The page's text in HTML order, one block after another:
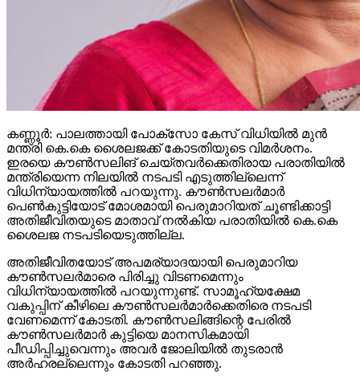
കണ്ണൂര്‍: പാലത്തായി പോക്സോ കേസ് വിധിയില്‍ മുന്‍
മന്ത്രി കെ.കെ ശൈലജക്ക് കോടതിയുടെ വിമര്‍ശനം.
ഇരയെ കൗണ്‍സലിങ് ചെയ്തവര്‍ക്കെതിരായ പരാതിയില്‍
മന്ത്രിയെന്ന നിലയില്‍ നടപടി എടുത്തില്ലെന്ന്
വിധിന്യായത്തില്‍ പറയുന്നു. കൗണ്‍സലര്‍മാര്‍
പെണ്‍കുട്ടിയോട് മോശമായി പെരുമാറിയത് ചൂണ്ടിക്കാട്ടി
അതിജീവിതയുടെ മാതാവ് നല്‍കിയ പരാതിയില്‍ കെ.കെ
ശൈലജ നടപടിയെടുത്തില്ല.
അതിജീവിതയോട് അപമര്യാദയായി പെരുമാറിയ
കൗണ്‍സലര്‍മാരെ പിരിച്ചു വിടണമെന്നും
വിധിന്യായത്തില്‍ പറയുന്നുണ്ട്. സാമൂഹ്യക്ഷേമ
വകുപ്പിന് കീഴിലെ കൗണ്‍സലര്‍മാര്‍ക്കെതിരെ നടപടി
വേണമെന്ന് കോടതി. കൗണ്‍സലിങ്ങിന്റെ പേരില്‍
കൗണ്‍സലര്‍മാര്‍ കുട്ടിയെ മാനസികമായി
പീഡിപ്പിച്ചുവെന്നും അവര്‍ ജോലിയില്‍ തുടരാന്‍
അര്‍ഹരല്ലെന്നും കോടതി പറഞ്ഞു.